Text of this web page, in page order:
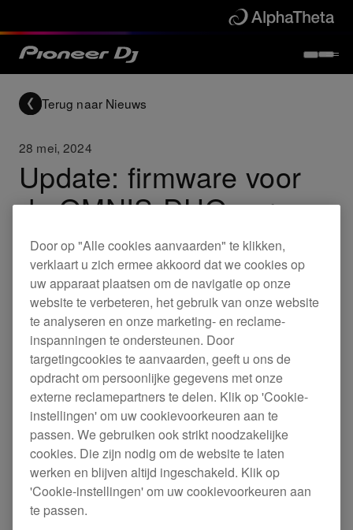
Terug naar Nieuws
28 mei, 2024
Update: firmware voor
de OMNIS-DUO ver.
1.03
Updates OMNIS-DUO
Er is nu nieuwe firmware voor de OMNIS-DUO
beschikbaar.
Deze update omvat volgende wijzigingen.
[OPGELOST]
De afgespeelde nummers werden niet in de
juiste kleur op het browserscherm
Door op "Alle cookies aanvaarden" te klikken,
verklaart u zich ermee akkoord dat we cookies op
uw apparaat plaatsen om de navigatie op onze
website te verbeteren, het gebruik van onze website
te analyseren en onze marketing- en reclame-
inspanningen te ondersteunen. Door
targetingcookies te aanvaarden, geeft u ons de
opdracht om persoonlijke gegevens met onze
externe reclamepartners te delen. Klik op 'Cookie-
instellingen' om uw cookievoorkeuren aan te
passen. We gebruiken ook strikt noodzakelijke
cookies. Die zijn nodig om de website te laten
werken en blijven altijd ingeschakeld. Klik op
'Cookie-instellingen' om uw cookievoorkeuren aan
te passen.